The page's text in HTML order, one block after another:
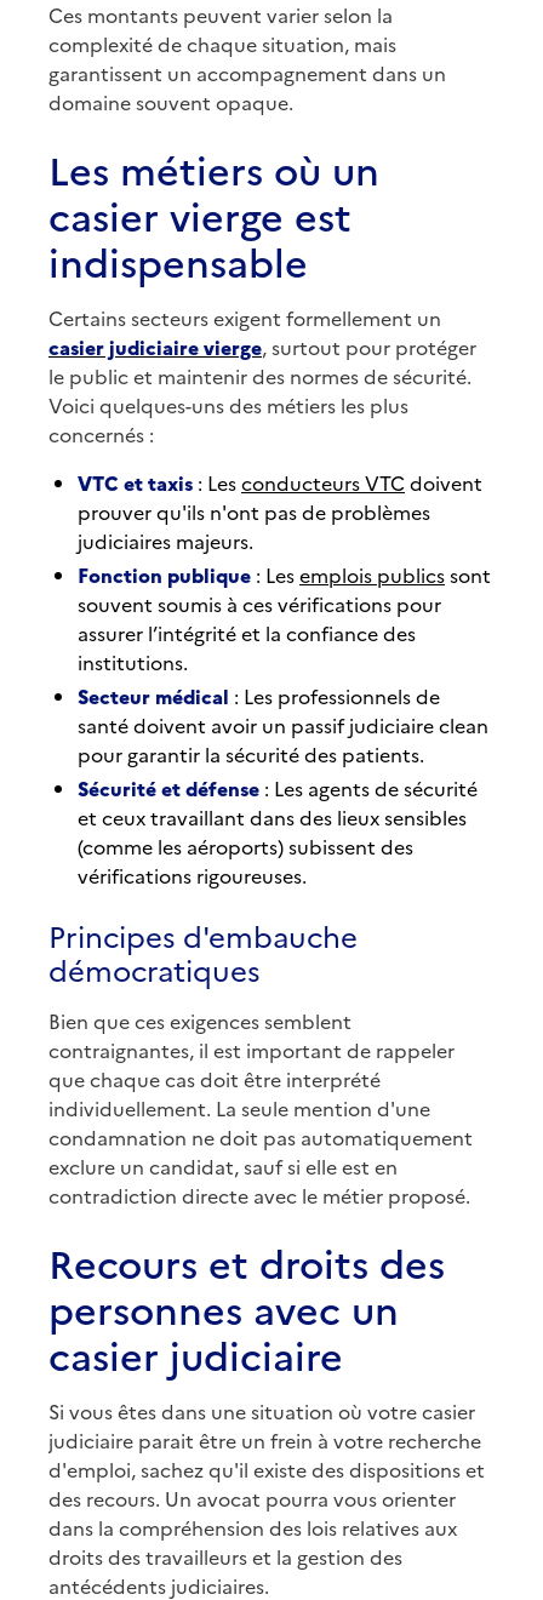
Ces montants peuvent varier selon la
complexité de chaque situation, mais
garantissent un accompagnement dans un
domaine souvent opaque.
Les métiers où un
casier vierge est
indispensable
Certains secteurs exigent formellement un
casier judiciaire vierge, surtout pour protéger
le public et maintenir des normes de sécurité.
Voici quelques-uns des métiers les plus
concernés :
VTC et taxis : Lesconducteurs VTCdoivent
prouver qu'ils n'ont pas de problèmes
judiciaires majeurs.
Fonction publique : Lesemplois publicssont
souvent soumis à ces vérifications pour
assurer l’intégrité et la confiance des
institutions.
Secteur médical : Les professionnels de
santé doivent avoir un passif judiciaire clean
pour garantir la sécurité des patients.
Sécurité et défense : Les agents de sécurité
et ceux travaillant dans des lieux sensibles
(comme les aéroports) subissent des
vérifications rigoureuses.
Principes d'embauche
démocratiques
Bien que ces exigences semblent
contraignantes, il est important de rappeler
que chaque cas doit être interprété
individuellement. La seule mention d'une
condamnation ne doit pas automatiquement
exclure un candidat, sauf si elle est en
contradiction directe avec le métier proposé.
Recours et droits des
personnes avec un
casier judiciaire
Si vous êtes dans une situation où votre casier
judiciaire parait être un frein à votre recherche
d'emploi, sachez qu'il existe des dispositions et
des recours. Un avocat pourra vous orienter
dans la compréhension des lois relatives aux
droits des travailleurs et la gestion des
antécédents judiciaires.